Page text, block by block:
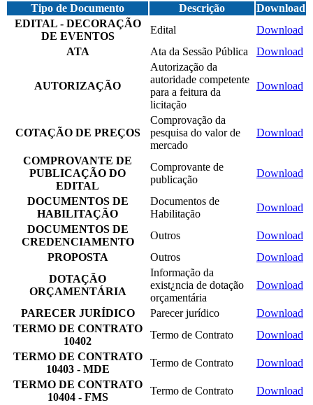
Tipo de Documento
Descrição
Download
EDITAL - DECORAÇÃO
DE EVENTOS
Edital
Download
ATA
Ata da Sessão Pública Download
AUTORIZAÇÃO
Autorização da
autoridade competente
para a feitura da
licitação
Download
COTAÇÃO DE PREÇOS
Comprovação da
pesquisa do valor de
mercado
Download
COMPROVANTE DE
PUBLICAÇÃO DO
EDITAL
Comprovante de
publicação
Download
DOCUMENTOS DE
HABILITAÇÃO
Documentos de
Habilitação
Download
DOCUMENTOS DE
CREDENCIAMENTO
Outros
Download
PROPOSTA
Outros
Download
DOTAÇÃO
ORÇAMENTÁRIA
Informação da
exist¿ncia de dotação
orçamentária
Download
PARECER JURÍDICO Parecer jurídico
Download
TERMO DE CONTRATO
10402
Termo de Contrato
Download
TERMO DE CONTRATO
10403 - MDE
Termo de Contrato
Download
TERMO DE CONTRATO
10404 - FMS
Termo de Contrato
Download